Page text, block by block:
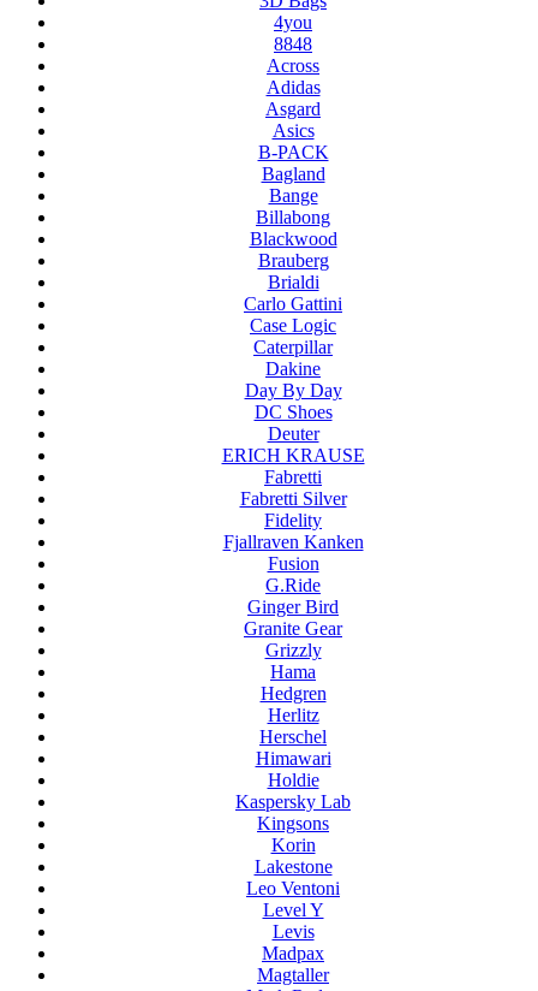
4you
8848
Across
Adidas
Asgard
Asics
B-PACK
Bagland
Bange
Billabong
Blackwood
Brauberg
Brialdi
Carlo Gattini
Case Logic
Caterpillar
Dakine
Day By Day
DC Shoes
Deuter
ERICH KRAUSE
Fabretti
Fabretti Silver
Fidelity
Fjallraven Kanken
Fusion
G.Ride
Ginger Bird
Granite Gear
Grizzly
Hama
Hedgren
Herlitz
Herschel
Himawari
Holdie
Kaspersky Lab
Kingsons
Korin
Lakestone
Leo Ventoni
Level Y
Levis
Madpax
Magtaller